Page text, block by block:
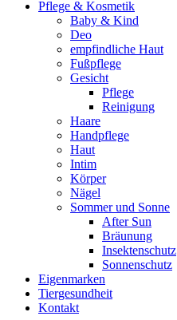
Pflege & Kosmetik
Baby & Kind
Deo
empfindliche Haut
Fußpflege
Gesicht
Pflege
Reinigung
Haare
Handpflege
Haut
Intim
Körper
Nägel
Sommer und Sonne
After Sun
Bräunung
Insektenschutz
Sonnenschutz
Eigenmarken
Tiergesundheit
Kontakt